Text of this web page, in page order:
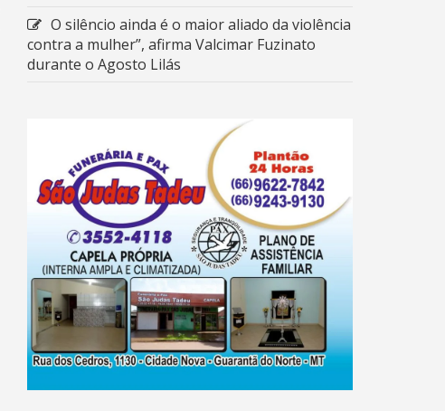
O silêncio ainda é o maior aliado da violência
contra a mulher”, afirma Valcimar Fuzinato
durante o Agosto Lilás